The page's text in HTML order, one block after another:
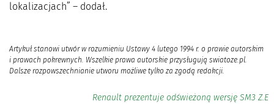
lokalizacjach” – dodał.
Artykuł stanowi utwór w rozumieniu Ustawy 4 lutego 1994 r. o prawie autorskim
i prawach pokrewnych. Wszelkie prawa autorskie przysługują swiatoze.pl.
Dalsze rozpowszechnianie utworu możliwe tylko za zgodą redakcji.
Renault prezentuje odświeżoną wersję SM3 Z.E